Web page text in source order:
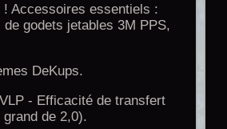
Accessoires essentiels :
godets jetables 3M PPS,
DeKups.
- Efficacité de transfert
de 2,0).